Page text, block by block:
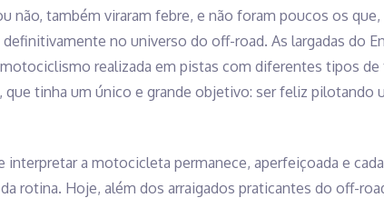
não, também viraram febre, e não foram poucos os
no universo do off-road. As largadas do
realizada em pistas com diferentes tipos
que tinha um único e grande objetivo: ser feliz
interpretar a motocicleta permanece, aperfeiçoada e
rotina. Hoje, além dos arraigados praticantes do off-